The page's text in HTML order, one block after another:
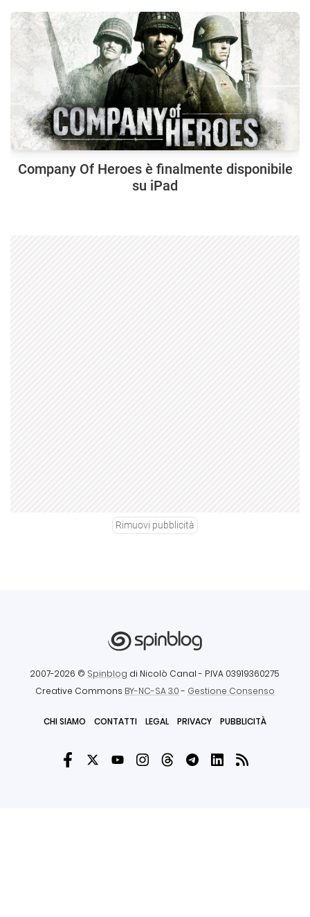
Company Of Heroes è finalmente disponibile
su iPad
Rimuovi pubblicità
2007-2026 © Spinblog di Nicolò Canal - P.IVA 03919360275
Creative Commons BY-NC-SA 3.0- Gestione Consenso
CHI SIAMO CONTATTI LEGAL PRIVACY PUBBLICITÀ